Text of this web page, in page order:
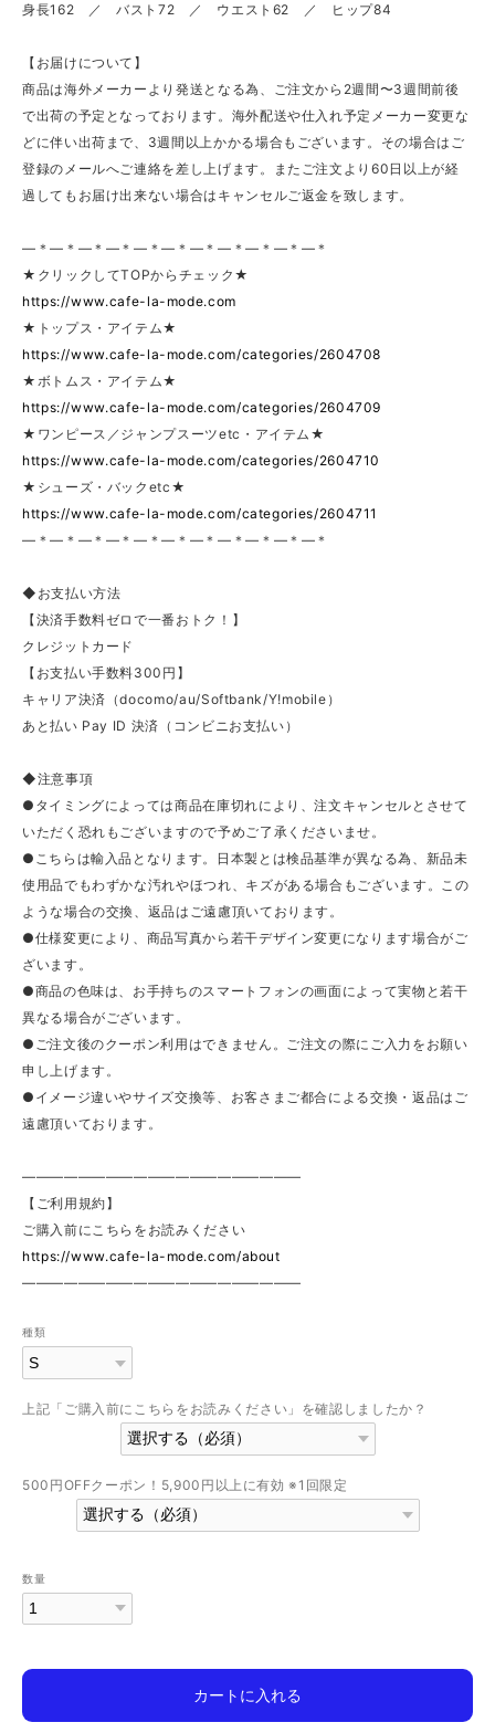
身長162 ／ バスト72 ／ ウエスト62 ／ ヒップ84
【お届けについて】
商品は海外メーカーより発送となる為、ご注文から2週間〜3週間前後
で出荷の予定となっております。海外配送や仕入れ予定メーカー変更な
どに伴い出荷まで、3週間以上かかる場合もございます。その場合はご
登録のメールへご連絡を差し上げます。またご注文より60日以上が経
過してもお届け出来ない場合はキャンセルご返金を致します。
—＊—＊—＊—＊—＊—＊—＊—＊—＊—＊—＊
★クリックしてTOPからチェック★
https://www.cafe-la-mode.com
★トップス・アイテム★
https://www.cafe-la-mode.com/categories/2604708
★ボトムス・アイテム★
https://www.cafe-la-mode.com/categories/2604709
★ワンピース／ジャンプスーツetc・アイテム★
https://www.cafe-la-mode.com/categories/2604710
★シューズ・バックetc★
https://www.cafe-la-mode.com/categories/2604711
—＊—＊—＊—＊—＊—＊—＊—＊—＊—＊—＊
◆お支払い方法
【決済手数料ゼロで一番おトク！】
クレジットカード
【お支払い手数料300円】
キャリア決済（docomo/au/Softbank/Y!mobile）
あと払い Pay ID 決済（コンビニお支払い）
◆注意事項
●タイミングによっては商品在庫切れにより、注文キャンセルとさせて
いただく恐れもございますので予めご了承くださいませ。
●こちらは輸入品となります。日本製とは検品基準が異なる為、新品未
使用品でもわずかな汚れやほつれ、キズがある場合もございます。この
ような場合の交換、返品はご遠慮頂いております。
●仕様変更により、商品写真から若干デザイン変更になります場合がご
ざいます。
●商品の色味は、お手持ちのスマートフォンの画面によって実物と若干
異なる場合がございます。
●ご注文後のクーポン利用はできません。ご注文の際にご入力をお願い
申し上げます。
●イメージ違いやサイズ交換等、お客さまご都合による交換・返品はご
遠慮頂いております。
————————————————————
【ご利用規約】
ご購入前にこちらをお読みください
https://www.cafe-la-mode.com/about
————————————————————
種類
上記「ご購入前にこちらをお読みください」を確認しましたか？
500円OFFクーポン！5,900円以上に有効 ※1回限定
数量
カートに入れる